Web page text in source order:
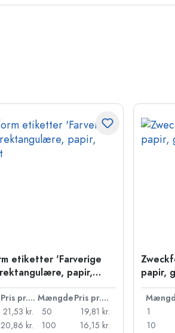
etiketter 'Farverige
papir,
Pris pr. stk. Mængde
Pris pr. stk.
21,53 kr.
20,86 kr.
50
19,81 kr.
100
16,15 kr.
papir,
1
10